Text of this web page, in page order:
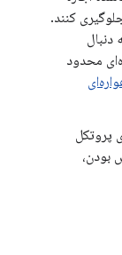
کنند.
دنبال
محدود
پروتکل
بودن،